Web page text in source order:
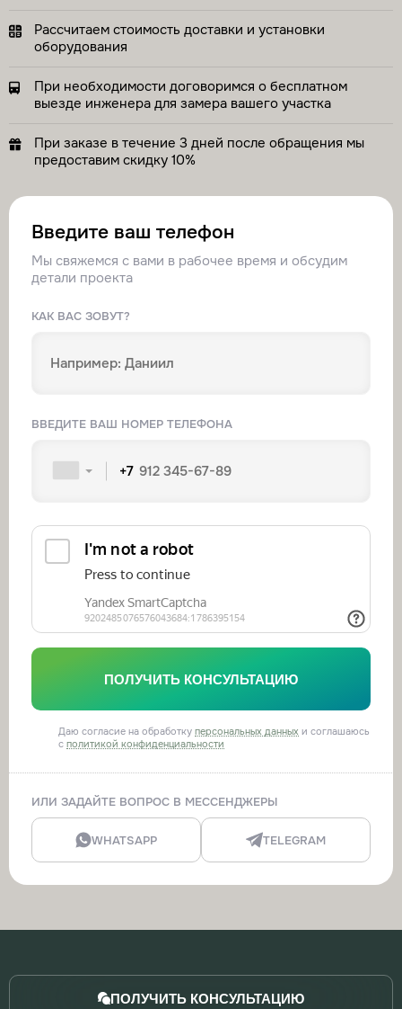
Рассчитаем стоимость доставки и установки
оборудования
При необходимости договоримся о бесплатном
выезде инженера для замера вашего участка
При заказе в течение 3 дней после обращения мы
предоставим скидку 10%
Введите ваш телефон
Мы свяжемся с вами в рабочее время и обсудим
детали проекта
КАК ВАС ЗОВУТ?
ВВЕДИТЕ ВАШ НОМЕР ТЕЛЕФОНА
+7
ПОЛУЧИТЬ КОНСУЛЬТАЦИЮ
Даю согласие на обработку персональных данных и соглашаюсь
с политикой конфиденциальности
ИЛИ ЗАДАЙТЕ ВОПРОС В МЕССЕНДЖЕРЫ
WHATSAPP TELEGRAM
ПОЛУЧИТЬ КОНСУЛЬТАЦИЮ